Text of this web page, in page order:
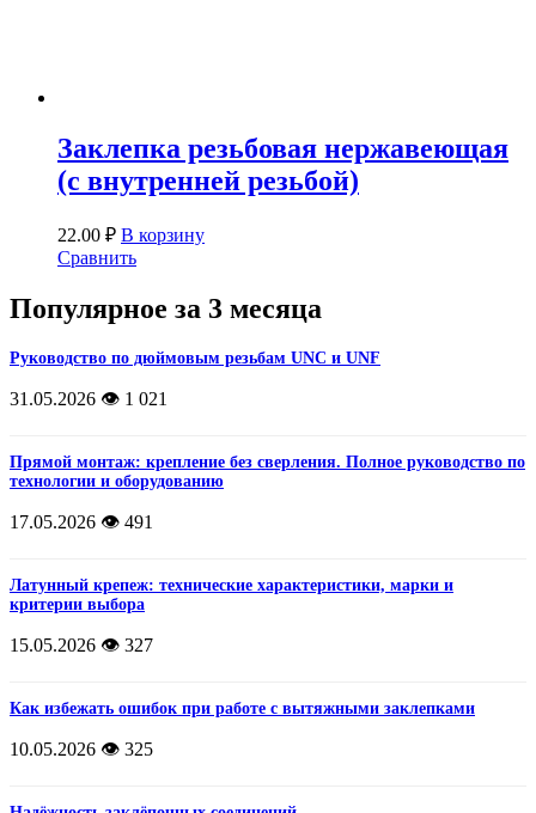
Заклепка резьбовая нержавеющая
(с внутренней резьбой)
22.00 ₽ В корзину
Сравнить
Популярное за 3 месяца
Руководство по дюймовым резьбам UNC и UNF
31.05.2026 👁️ 1 021
Прямой монтаж: крепление без сверления. Полное руководство по
технологии и оборудованию
17.05.2026 👁️ 491
Латунный крепеж: технические характеристики, марки и
критерии выбора
15.05.2026 👁️ 327
Как избежать ошибок при работе с вытяжными заклепками
10.05.2026 👁️ 325